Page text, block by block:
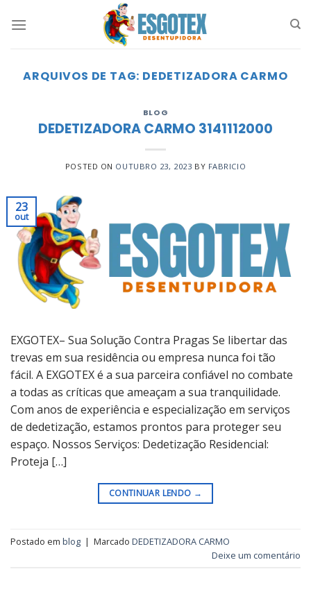
ARQUIVOS DE TAG: DEDETIZADORA CARMO
BLOG
DEDETIZADORA CARMO 3141112000
POSTED ON OUTUBRO 23, 2023 BY FABRICIO
23
out
EXGOTEX– Sua Solução Contra Pragas Se libertar das
trevas em sua residência ou empresa nunca foi tão
fácil. A EXGOTEX é a sua parceira confiável no combate
a todas as críticas que ameaçam a sua tranquilidade.
Com anos de experiência e especialização em serviços
de dedetização, estamos prontos para proteger seu
espaço. Nossos Serviços: Dedetização Residencial:
Proteja […]
CONTINUAR LENDO →
Postado em blog | Marcado DEDETIZADORA CARMO
Deixe um comentário